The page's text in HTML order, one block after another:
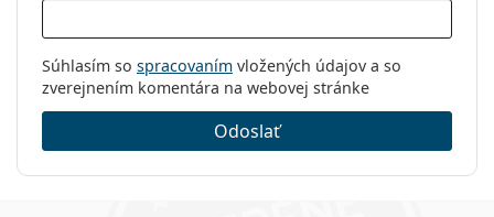
Súhlasím so spracovaním vložených údajov a so
zverejnením komentára na webovej stránke
Odoslať